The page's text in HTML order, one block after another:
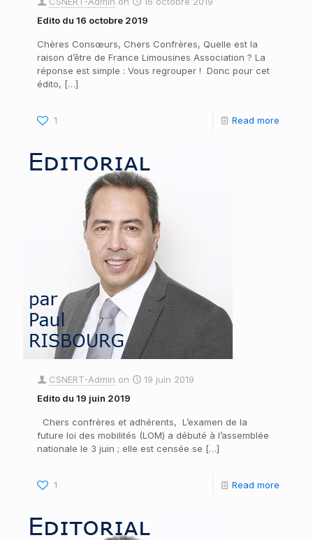
Edito du 16 octobre 2019
Chères Consœurs, Chers Confrères, Quelle est la
raison d’être de France Limousines Association ? La
réponse est simple : Vous regrouper ! Donc pour cet
édito, […]
1 Read more
CSNERT-Admin on
19 juin 2019
Edito du 19 juin 2019
Chers confrères et adhérents, L’examen de la
future loi des mobilités (LOM) a débuté à l’assemblée
nationale le 3 juin ; elle est censée se […]
1 Read more